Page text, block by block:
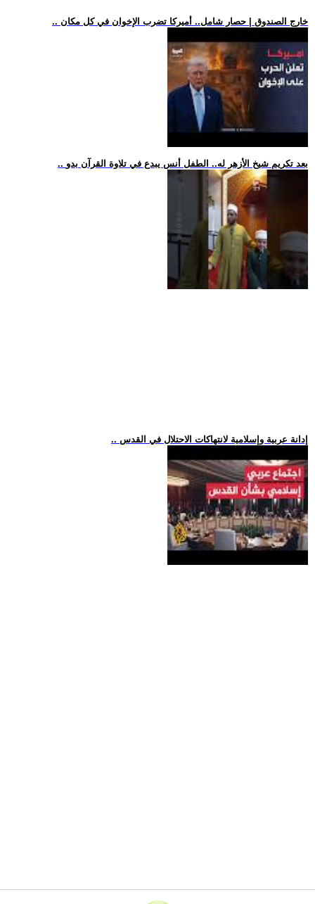
.. خارج الصندوق | حصار شامل.. أميركا تضرب الإخوان في كل مكان
.. بعد تكريم شيخ الأزهر له.. الطفل أنس يبدع في تلاوة القرآن بدو
.. إدانة عربية وإسلامية لانتهاكات الاحتلال في القدس